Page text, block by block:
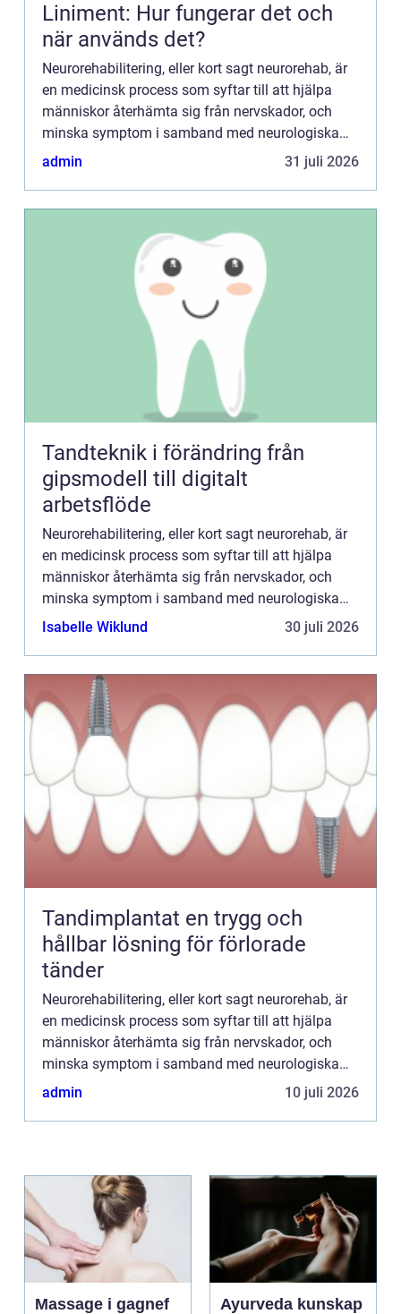
Liniment: Hur fungerar det och
när används det?
Neurorehabilitering, eller kort sagt neurorehab, är
en medicinsk process som syftar till att hjälpa
människor återhämta sig från nervskador, och
minska symptom i samband med neurologiska
sjukdomar. Denna process spelar...
admin 31 juli 2026
Tandteknik i förändring från
gipsmodell till digitalt
arbetsflöde
Neurorehabilitering, eller kort sagt neurorehab, är
en medicinsk process som syftar till att hjälpa
människor återhämta sig från nervskador, och
minska symptom i samband med neurologiska
sjukdomar. Denna process spelar...
Isabelle Wiklund 30 juli 2026
Tandimplantat en trygg och
hållbar lösning för förlorade
tänder
Neurorehabilitering, eller kort sagt neurorehab, är
en medicinsk process som syftar till att hjälpa
människor återhämta sig från nervskador, och
minska symptom i samband med neurologiska
sjukdomar. Denna process spelar...
admin 10 juli 2026
Massage i gagnef
Ayurveda kunskap